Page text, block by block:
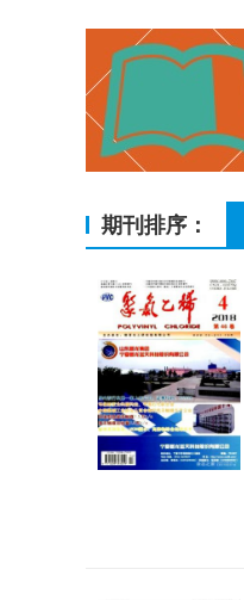
期刊排序：